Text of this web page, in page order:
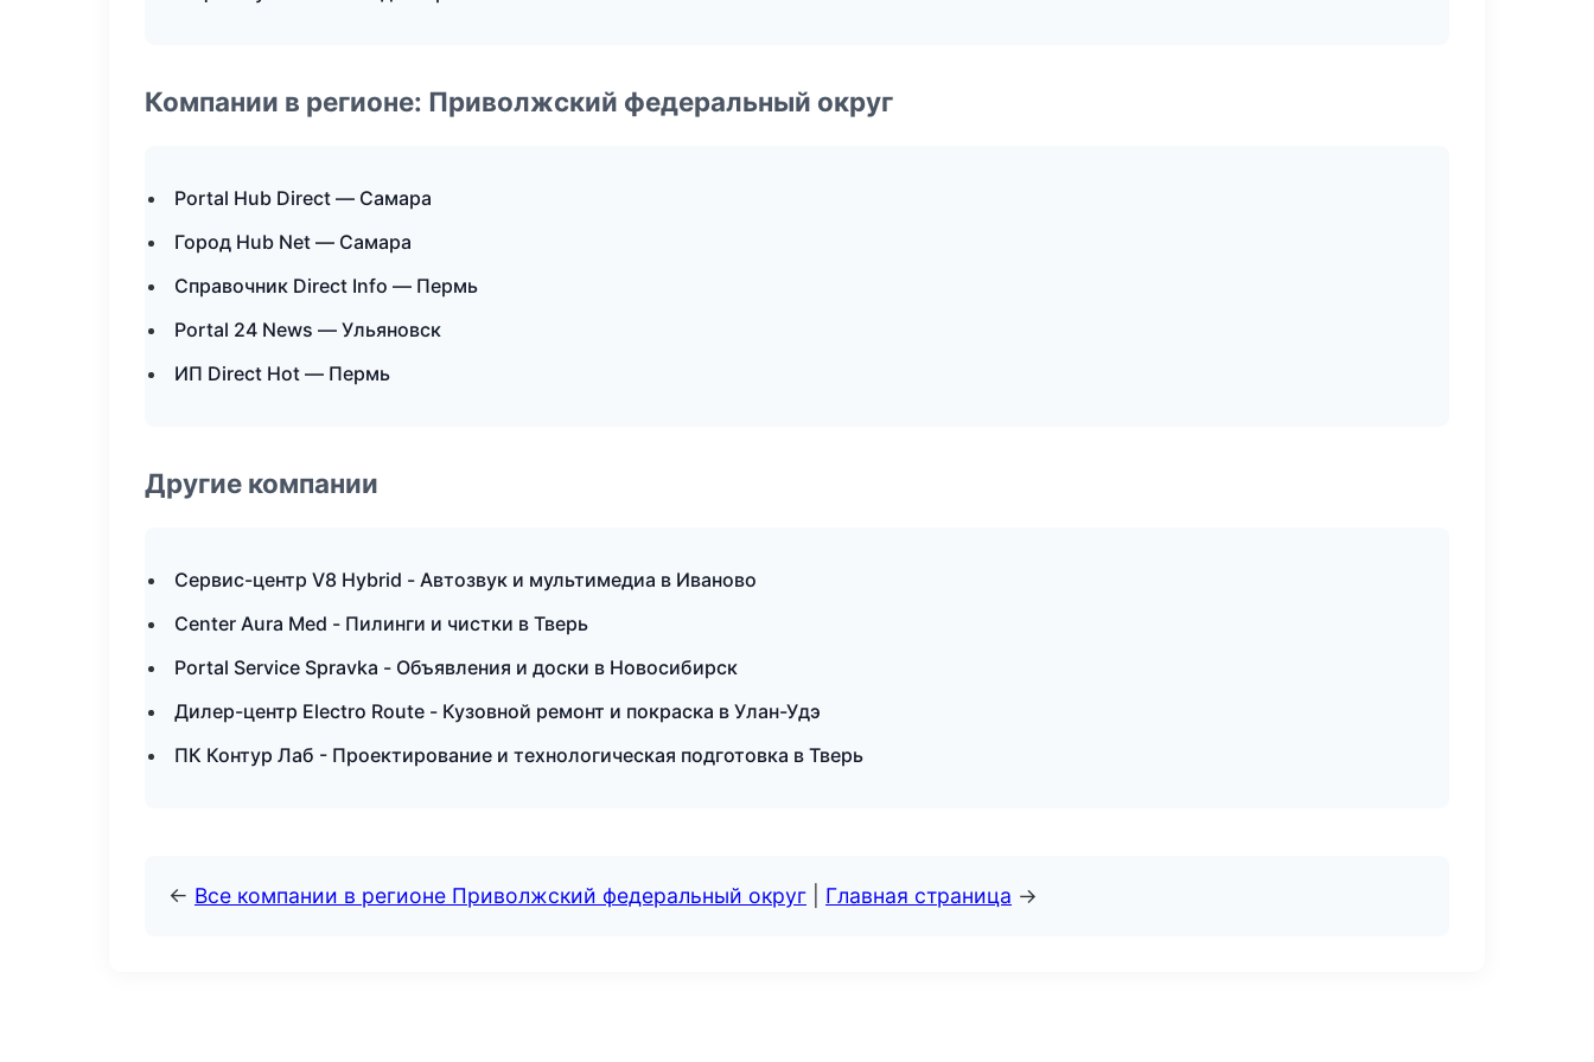
Компании в регионе: Приволжский федеральный округ
Portal Hub Direct — Самара
Город Hub Net — Самара
Справочник Direct Info — Пермь
Portal 24 News — Ульяновск
ИП Direct Hot — Пермь
Другие компании
Сервис-центр V8 Hybrid - Автозвук и мультимедиа в Иваново
Center Aura Med - Пилинги и чистки в Тверь
Portal Service Spravka - Объявления и доски в Новосибирск
Дилер-центр Electro Route - Кузовной ремонт и покраска в Улан-Удэ
ПК Контур Лаб - Проектирование и технологическая подготовка в Тверь
← Все компании в регионе Приволжский федеральный округ Главная страница →